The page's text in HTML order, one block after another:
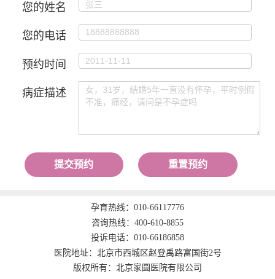
您的姓名
您的电话
预约时间
病症描述
提交预约 重置预约
孕育热线： 010-66117776
咨询热线： 400-610-8855
投诉电话： 010-66186858
医院地址：北京市西城区赵登禹路富国街2号
版权所有：北京家圆医院有限公司